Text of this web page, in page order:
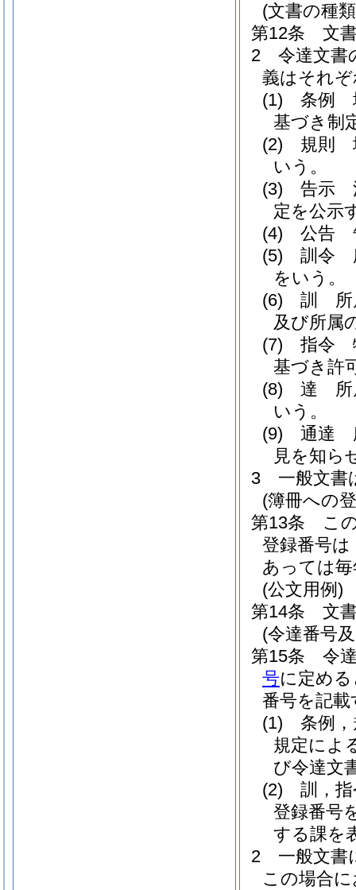
(文書の種
第12条
文
2
令達文書
義はそれ
(1)
条例
基づき制
(2)
規則
いう。
(3)
告示
定を公示
(4)
公告
(5)
訓令
をいう。
(6)
訓 所
及び所属
(7)
指令
基づき許
(8)
達 所
いう。
(9)
通達
見を知ら
3
一般文書
(簿冊への
第13条
こ
登録番号
あっては
(公文用例)
第14条
文
(令達番号
第15条
令
号に定め
番号を記
(1)
条例
規定によ
び令達文
(2)
訓，
登録番号
する課を
2
一般文書
この場合